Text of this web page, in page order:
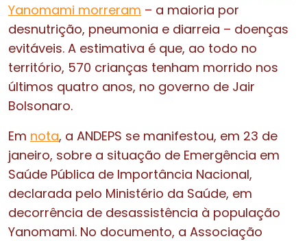
Yanomami morreram – a maioria por
desnutrição, pneumonia e diarreia – doenças
evitáveis. A estimativa é que, ao todo no
território, 570 crianças tenham morrido nos
últimos quatro anos, no governo de Jair
Bolsonaro.
Em nota, a ANDEPS se manifestou, em 23 de
janeiro, sobre a situação de Emergência em
Saúde Pública de Importância Nacional,
declarada pelo Ministério da Saúde, em
decorrência de desassistência à população
Yanomami. No documento, a Associação